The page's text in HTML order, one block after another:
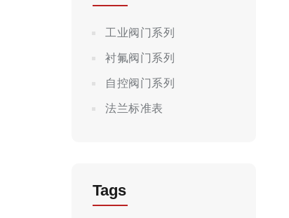
工业阀门系列
衬氟阀门系列
自控阀门系列
法兰标准表
Tags